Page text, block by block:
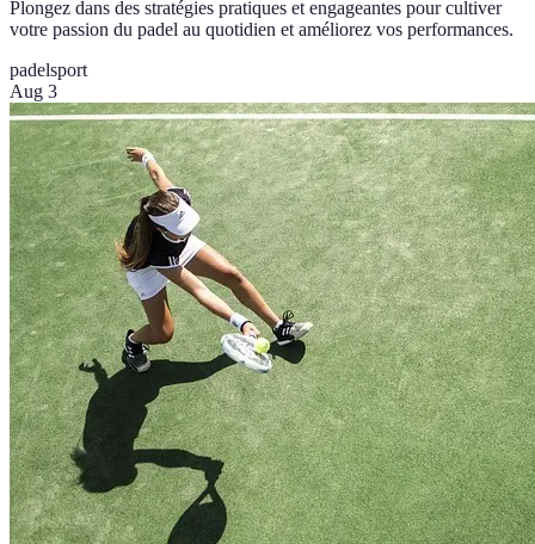
Plongez dans des stratégies pratiques et engageantes pour cultiver
votre passion du padel au quotidien et améliorez vos performances.
padelsport
Aug 3